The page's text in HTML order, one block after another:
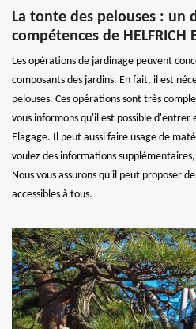
La tonte des pelouses : un
compétences de HELFRICH
Les opérations de jardinage peuvent
composants des jardins. En fait, il est
pelouses. Ces opérations sont très
vous informons qu'il est possible d'entrer
Elagage. Il peut aussi faire usage de
voulez des informations
Nous vous assurons qu'il peut proposer
accessibles à tous.